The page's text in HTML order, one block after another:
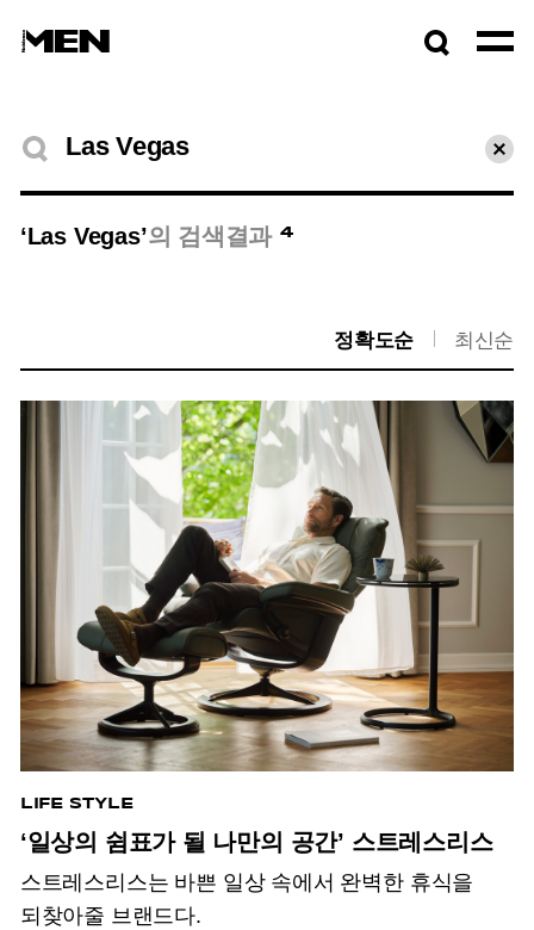
검색결과
초기
‘Las Vegas’의 검색결과 4
정확도순 최신순
LIFE STYLE
‘일상의 쉼표가 될 나만의 공간’ 스트레스리스
스트레스리스는 바쁜 일상 속에서 완벽한 휴식을
되찾아줄 브랜드다.